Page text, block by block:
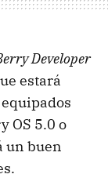
Developer
estará
OS 5.0 o
un buen